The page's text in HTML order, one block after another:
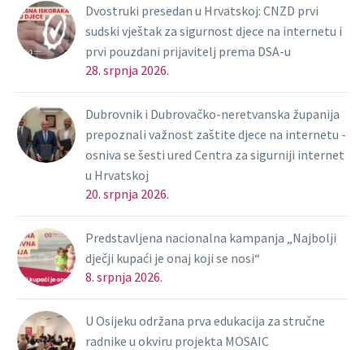
Dvostruki presedan u Hrvatskoj: CNZD prvi
sudski vještak za sigurnost djece na internetu i
prvi pouzdani prijavitelj prema DSA-u
28. srpnja 2026.
Dubrovnik i Dubrovačko-neretvanska županija
prepoznali važnost zaštite djece na internetu -
osniva se šesti ured Centra za sigurniji internet
u Hrvatskoj
20. srpnja 2026.
Predstavljena nacionalna kampanja „Najbolji
dječji kupaći je onaj koji se nosi“
8. srpnja 2026.
U Osijeku održana prva edukacija za stručne
radnike u okviru projekta MOSAIC